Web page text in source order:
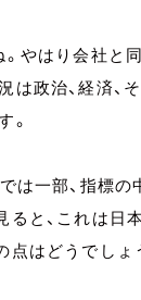
やはり会社と
は政治、経済、
。
は一部、指標
ると、これは
点はどうでしょ